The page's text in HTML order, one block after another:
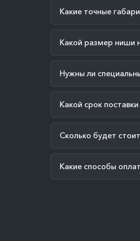
Какие точные
Какой размер ниши
Нужны ли
Какой срок
Сколько будет
Какие способы